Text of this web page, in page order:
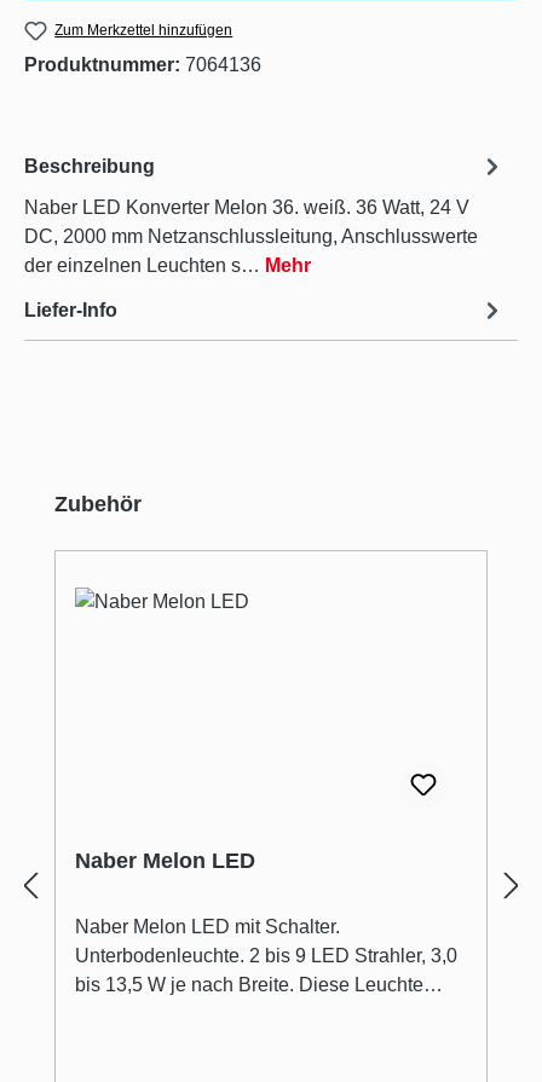
Zum Merkzettel hinzufügen
Produktnummer: 7064136
Beschreibung
Naber LED Konverter Melon 36. weiß. 36 Watt, 24 V
DC, 2000 mm Netzanschlussleitung, Anschlusswerte
der einzelnen Leuchten s… Mehr
Liefer-Info
Produktgalerie überspringen
Zubehör
Naber Melon LED
Naber Melon LED mit Schalter.
Unterbodenleuchte. 2 bis 9 LED Strahler, 3,0
bis 13,5 W je nach Breite. Diese Leuchte